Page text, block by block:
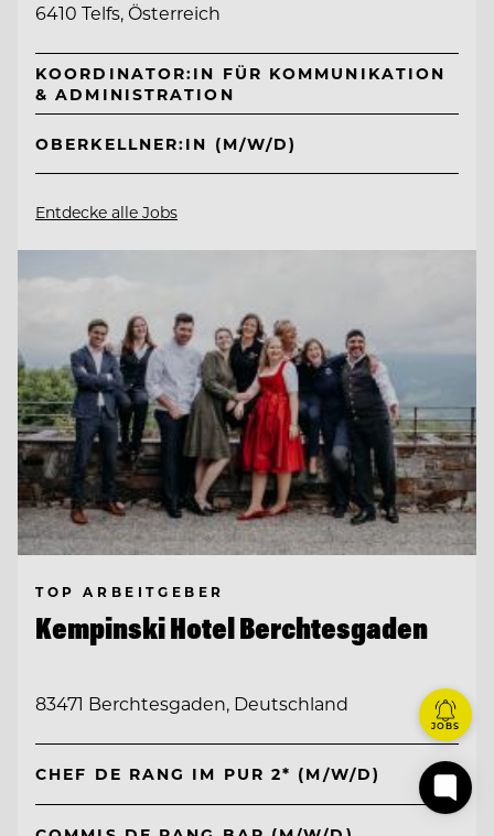
6410 Telfs, Österreich
KOORDINATOR:IN FÜR KOMMUNIKATION
& ADMINISTRATION
OBERKELLNER:IN (M/W/D)
Entdecke alle Jobs
TOP ARBEITGEBER
Kempinski Hotel Berchtesgaden
83471 Berchtesgaden, Deutschland
CHEF DE RANG IM PUR 2* (M/W/D)
JOBS